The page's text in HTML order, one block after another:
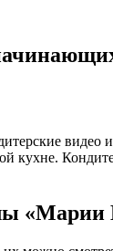
видео
кухне.
«Марии